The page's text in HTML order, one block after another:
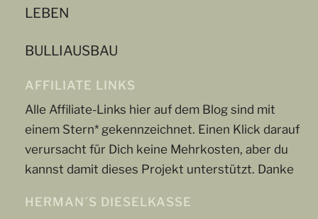
LEBEN
BULLIAUSBAU
AFFILIATE LINKS
Alle Affiliate-Links hier auf dem Blog sind mit
einem Stern* gekennzeichnet. Einen Klick darauf
verursacht für Dich keine Mehrkosten, aber du
kannst damit dieses Projekt unterstützt. Danke
HERMAN´S DIESELKASSE